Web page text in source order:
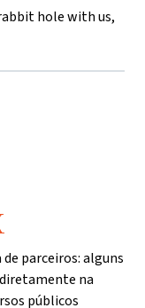
hole with us,
parceiros: alguns
na
públicos